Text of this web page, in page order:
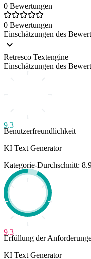
0 Bewertungen
0 Bewertungen
Einschätzungen des
Retresco Textengine
Einschätzungen des
9.3
Benutzerfreundlichkeit
KI Text Generator
Kategorie-Durchschnitt:
9.3
Erfüllung der
KI Text Generator